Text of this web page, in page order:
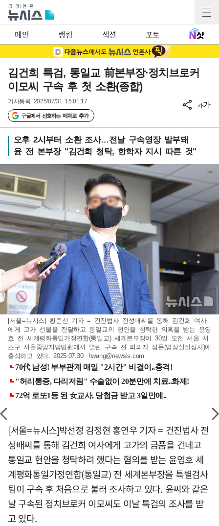
메인 랭킹 섹션 포토
김건희 특검, 통일교 前본부장·정치브로커
이모씨 구속 후 첫 소환(종합)
기사등록 2025/07/31 15:01:17
구글에서 선호하는 매체로 추가
가가
오후 2시부터 소환 조사…전날 구속영장 발부돼
윤 전 본부장 "김건희 청탁, 한학자 지시 따른 것"
[서울=뉴시스] 황준선 기자 = 건진법사 전성배씨를 통해 김건희 여사
에게 고가 선물을 전달하고 통일교의 현안을 청탁한 의혹을 받는 윤영
호 전 세계평화통일가정연합(통일교) 세계본부장이 30일 오전 서울 서
초구 서울중앙지방법원에서 열린 구속 전 피의자 심문(영장실질심사)에
출석하고 있다. 2025.07.30.
hwang@newsis.com
[서울=뉴시스]박선정 김정현 홍연우 기자 = 건진법사 전
성배씨를 통해 김건희 여사에게 고가의 금품을 건네고
통일교 현안을 청탁하려 했다는 혐의를 받는 윤영호 세
계평화통일가정연합(통일교) 전 세계본부장을 특별검사
팀이 구속 후 처음으로 불러 조사하고 있다. 윤씨와 같은
날 구속된 정치브로커 이모씨도 이날 특검의 조사를 받
고 있다.